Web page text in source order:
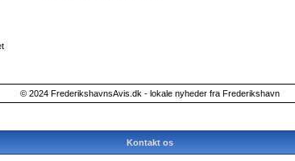
© 2024 FrederikshavnsAvis.dk - lokale nyheder fra Frederikshavn
Kontakt os